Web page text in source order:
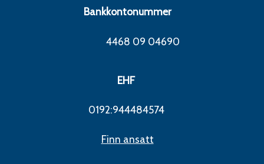
Bankkontonummer
4468 09 04690
EHF
0192:944484574
Finn ansatt